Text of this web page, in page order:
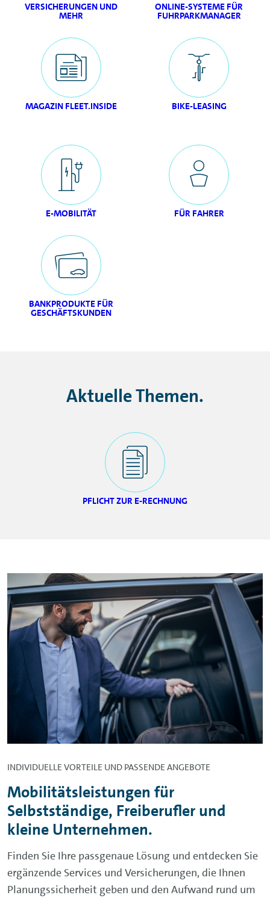
VERSICHERUNGEN UND
MEHR
ONLINE-SYSTEME FÜR
FUHRPARKMANAGER
MAGAZIN FLEET.INSIDE BIKE-LEASING
E-MOBILITÄT FÜR FAHRER
BANKPRODUKTE FÜR
GESCHÄFTSKUNDEN
Aktuelle Themen.
PFLICHT ZUR E-RECHNUNG
INDIVIDUELLE VORTEILE UND PASSENDE ANGEBOTE
Mobilitätsleistungen für
Selbstständige, Freiberufler und
kleine Unternehmen.
Finden Sie Ihre passgenaue Lösung und entdecken Sie
ergänzende Services und Versicherungen, die Ihnen
Planungssicherheit geben und den Aufwand rund um